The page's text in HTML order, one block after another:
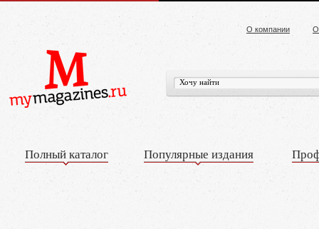
О компании
Полный каталог Популярные издания